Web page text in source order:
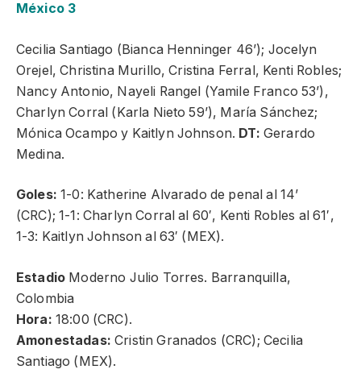
México 3
Cecilia Santiago (Bianca Henninger 46’); Jocelyn
Orejel, Christina Murillo, Cristina Ferral, Kenti Robles;
Nancy Antonio, Nayeli Rangel (Yamile Franco 53’),
Charlyn Corral (Karla Nieto 59’), María Sánchez;
Mónica Ocampo y Kaitlyn Johnson. DT: Gerardo
Medina.
Goles:1-0: Katherine Alvarado de penal al 14’
(CRC); 1-1: Charlyn Corral al 60′, Kenti Robles al 61′,
1-3: Kaitlyn Johnson al 63′ (MEX).
Estadio Moderno Julio Torres. Barranquilla,
Colombia
Hora: 18:00 (CRC).
Amonestadas: Cristin Granados (CRC); Cecilia
Santiago (MEX).